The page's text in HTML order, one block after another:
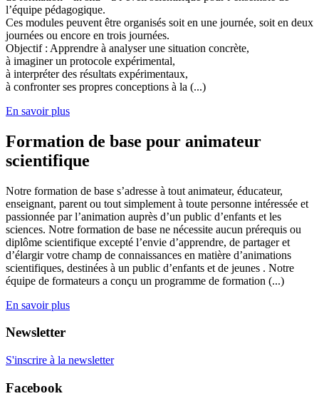
l’équipe pédagogique.
Ces modules peuvent être organisés soit en une journée, soit en deux
journées ou encore en trois journées.
Objectif : Apprendre à analyser une situation concrète,
à imaginer un protocole expérimental,
à interpréter des résultats expérimentaux,
à confronter ses propres conceptions à la (...)
En savoir plus
Formation de base pour animateur
scientifique
Notre formation de base s’adresse à tout animateur, éducateur,
enseignant, parent ou tout simplement à toute personne intéressée et
passionnée par l’animation auprès d’un public d’enfants et les
sciences. Notre formation de base ne nécessite aucun prérequis ou
diplôme scientifique excepté l’envie d’apprendre, de partager et
d’élargir votre champ de connaissances en matière d’animations
scientifiques, destinées à un public d’enfants et de jeunes . Notre
équipe de formateurs a conçu un programme de formation (...)
En savoir plus
Newsletter
S'inscrire à la newsletter
Facebook